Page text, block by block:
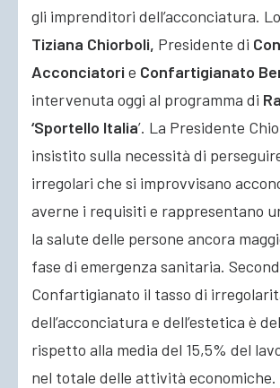
gli imprenditori dell’acconciatura.
Tiziana Chiorboli, Presidente di
Acconciatori e Confartigianato
intervenuta oggi al programma di
‘Sportello Italia’. La Presidente
insistito sulla necessità di
irregolari che si improvvisano
averne i requisiti e rappresentano
la salute delle persone ancora
fase di emergenza sanitaria.
Confartigianato il tasso di
dell’acconciatura e dell’estetica è
rispetto alla media del 15,5% del
nel totale delle attività economiche.